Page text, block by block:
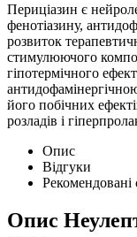
Периціазин є
фенотіазину,
розвиток
стимулюючого
гіпотермічного
його побічних
розладів і
Опис
Відгуки
Рекомендовані
Опис